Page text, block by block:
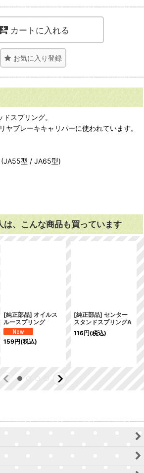
カートに入れる
お気に入り登録
スプリング。
ヤブレーキキャリパーに使われています。
(JA55型 / JA65型)
は、こんな商品も買っています
[純正部品] オイルス
ルースプリング
159円(税込)
[純正部品] センター
スタンドスプリングA
116円(税込)